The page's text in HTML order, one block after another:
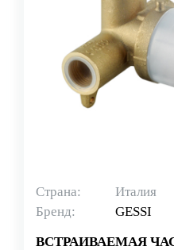
Страна:
Италия
Бренд:
GESSI
ВСТРАИВАЕМАЯ